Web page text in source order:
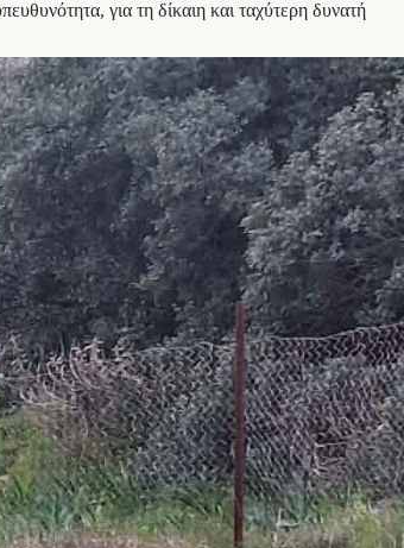
για τη δίκαιη και ταχύτερη δυνατή